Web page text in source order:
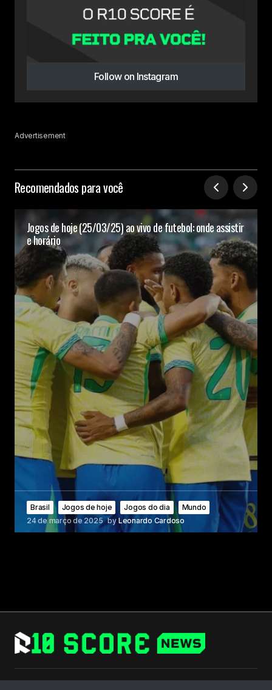
Follow on Instagram
Advertisement
Recomendados para você
Jogos de hoje (25/03/25) ao vivo de futebol: onde assistir
e horário
Brasil Jogos de hoje Jogos do dia
Mundo
24 de março de 2025 byLeonardo Cardoso